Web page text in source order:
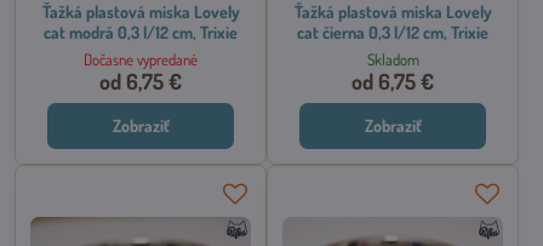
Ťažká plastová miska Lovely
cat modrá 0,3 l/12 cm, Trixie
Dočasne vypredané
od 6,75 €
Zobraziť
Ťažká plastová miska Lovely
cat čierna 0,3 l/12 cm, Trixie
Skladom
od 6,75 €
Zobraziť